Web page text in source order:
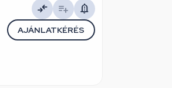
AJÁNLATKÉRÉS